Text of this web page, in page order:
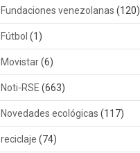
Fundaciones venezolanas (120)
Fútbol (1)
Movistar(6)
Noti-RSE (663)
Novedades ecológicas (117)
reciclaje (74)